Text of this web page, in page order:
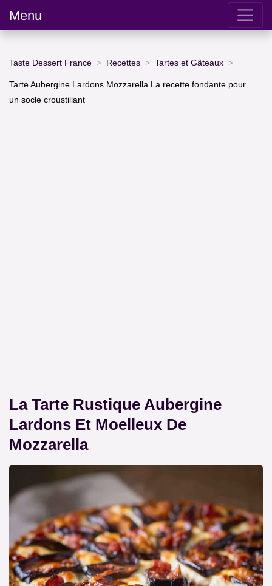
Menu
Taste Dessert France Recettes Tartes et Gâteaux
Tarte Aubergine Lardons Mozzarella La recette fondante pour
un socle croustillant
La Tarte Rustique Aubergine
Lardons Et Moelleux De
Mozzarella